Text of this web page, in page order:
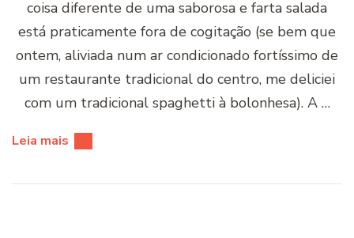
coisa diferente de uma saborosa e farta salada
está praticamente fora de cogitação (se bem que
ontem, aliviada num ar condicionado fortíssimo de
um restaurante tradicional do centro, me deliciei
com um tradicional spaghetti à bolonhesa). A …
Leia mais